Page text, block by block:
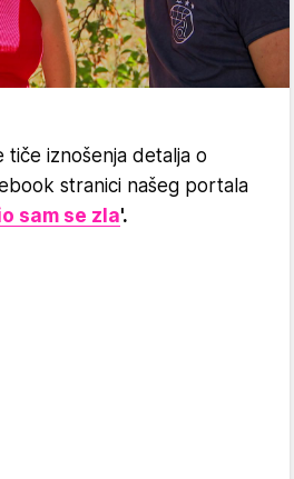
tiče iznošenja detalja o
stranici našeg portala
sam se zla'.